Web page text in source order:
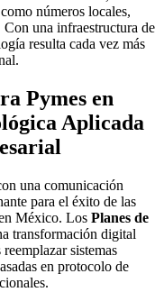
números locales,
una infraestructura de
resulta cada vez más
Pymes en
Aplicada
una comunicación
para el éxito de las
México. Los Planes de
transformación digital
sistemas
en protocolo de